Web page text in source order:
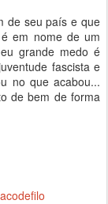
de seu país e que
em nome de um
grande medo é
fascista e
no que acabou...
de bem de forma